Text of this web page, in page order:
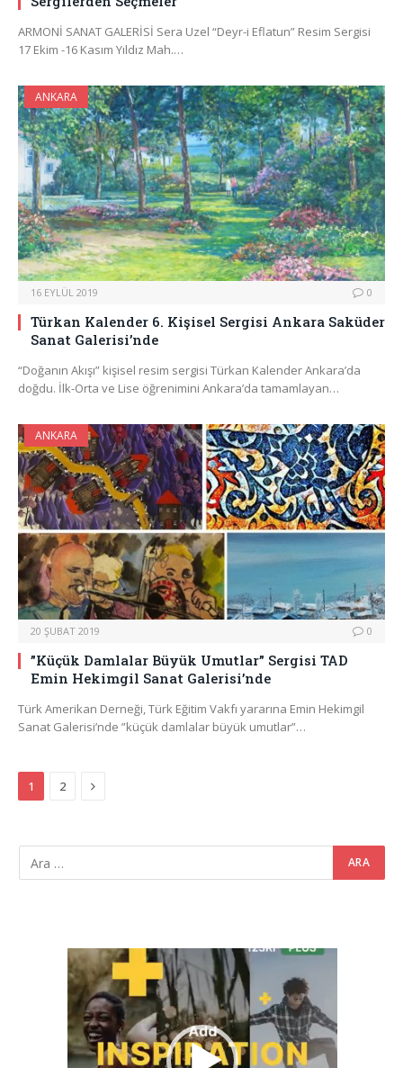
ARMONİ SANAT GALERİSİ Sera Uzel “Deyr-i Eflatun” Resim Sergisi
17 Ekim -16 Kasım Yıldız Mah.…
ANKARA
16 EYLÜL 2019 0
Türkan Kalender 6. Kişisel Sergisi Ankara Saküder
Sanat Galerisi’nde
“Doğanın Akışı” kişisel resim sergisi Türkan Kalender Ankara’da
doğdu. İlk-Orta ve Lise öğrenimini Ankara’da tamamlayan…
ANKARA
20 ŞUBAT 2019 0
”Küçük Damlalar Büyük Umutlar” Sergisi TAD
Emin Hekimgil Sanat Galerisi’nde
Türk Amerikan Derneği, Türk Eğitim Vakfı yararına Emin Hekimgil
Sanat Galerisi’nde ”küçük damlalar büyük umutlar”…
1 2 Next
Video
oynatıcı